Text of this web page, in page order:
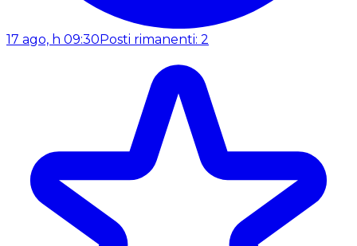
17 ago, h 09:30Posti rimanenti: 2